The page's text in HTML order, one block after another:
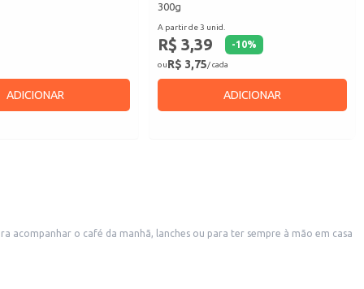
ADICIONAR
300g
A partir de 3 unid.
R$ 3,39 -10%
ouR$ 3,75/ cada
ADICIONAR
acompanhar o café da manhã, lanches ou para ter sempre à mão em casa